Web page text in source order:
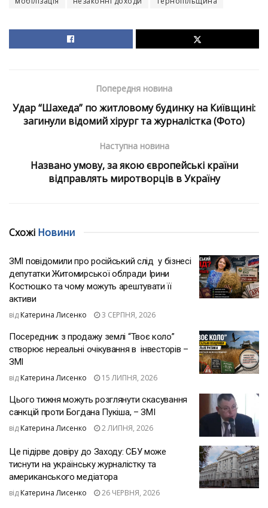
Попередня новина
Удар “Шахеда” по житловому будинку на Київщині:
загинули відомий хірург та журналістка (Фото)
Наступна новина
Названо умову, за якою європейські країни
відправлять миротворців в Україну
Схожі Новини
ЗМІ повідомили про російський слід у бізнесі
депутатки Житомирської облради Ірини
Костюшко та чому можуть арештувати її
активи
від Катерина Лисенко 3 СЕРПНЯ, 2026
Посередник з продажу землі “Твоє коло”
створює нереальні очікування в інвесторів –
ЗМІ
від Катерина Лисенко 15 ЛИПНЯ, 2026
Цього тижня можуть розглянути скасування
санкцій проти Богдана Пукіша, – ЗМІ
від Катерина Лисенко 2 ЛИПНЯ, 2026
Це підірве довіру до Заходу: СБУ може
тиснути на українську журналістку та
американського медіатора
від Катерина Лисенко 26 ЧЕРВНЯ, 2026